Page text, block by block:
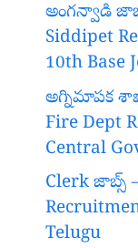
అంగన్వాడి
Siddipet
10th Base
అగ్నిమాపక
Fire Dept
Central
Clerk జాబ్స్
Telugu